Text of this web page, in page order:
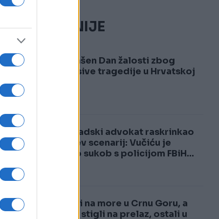
NAJČITANIJE
1
Proglašen Dan žalosti zbog
neopisive tragedije u Hrvatskoj
2
Beogradski advokat raskrinkao
Vučićev scenarij: Vučiću je
trebao sukob s policijom FBiH...
Krenuli na more u Crnu Goru, a
kad su stigli na prelaz, ostali u